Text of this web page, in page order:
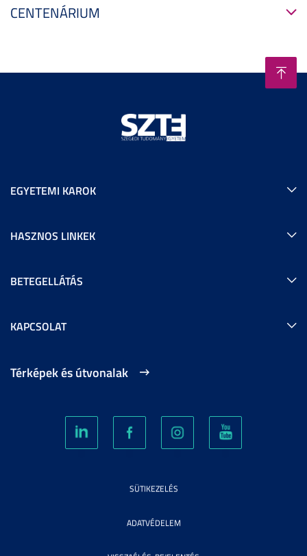
CENTENÁRIUM
EGYETEMI KAROK
HASZNOS LINKEK
BETEGELLÁTÁS
KAPCSOLAT
Térképek és útvonalak
SÜTIKEZELÉS
ADATVÉDELEM